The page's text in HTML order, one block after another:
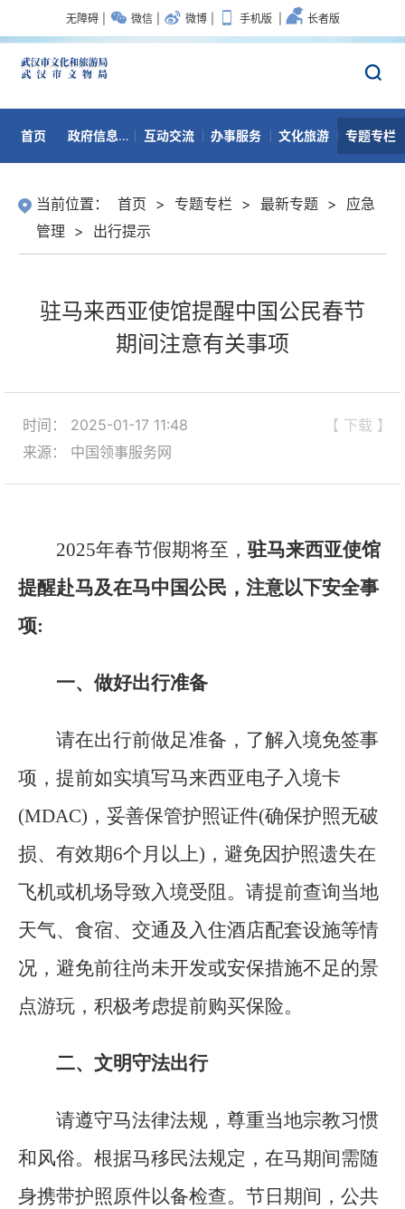
无障碍 微信 微博 手机版 长者版
首页 政府信息公开 互动交流 办事服务 文化旅游 专题专栏
当前位置： 首页 > 专题专栏 > 最新专题 >
应急
管理 > 出行提示
驻马来西亚使馆提醒中国公民春节
期间注意有关事项
【 下载 】
时间： 2025-01-17 11:48
来源： 中国领事服务网
2025年春节假期将至， 驻马来西亚使馆
提醒赴马及在马中国公民，注意以下安全事
项:
一、做好出行准备
请在出行前做足准备，了解入境免签事
项，提前如实填写马来西亚电子入境卡
(MDAC)，妥善保管护照证件(确保护照无破
损、有效期6个月以上)，避免因护照遗失在
飞机或机场导致入境受阻。请提前查询当地
天气、食宿、交通及入住酒店配套设施等情
况，避免前往尚未开发或安保措施不足的景
点游玩，积极考虑提前购买保险。
二、文明守法出行
请遵守马法律法规，尊重当地宗教习惯
和风俗。根据马移民法规定，在马期间需随
身携带护照原件以备检查。节日期间，公共